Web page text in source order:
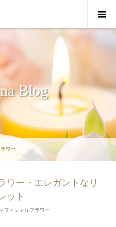
Blog
ワー
ワー・エレガントなリ
ット
フィシャルフラワー